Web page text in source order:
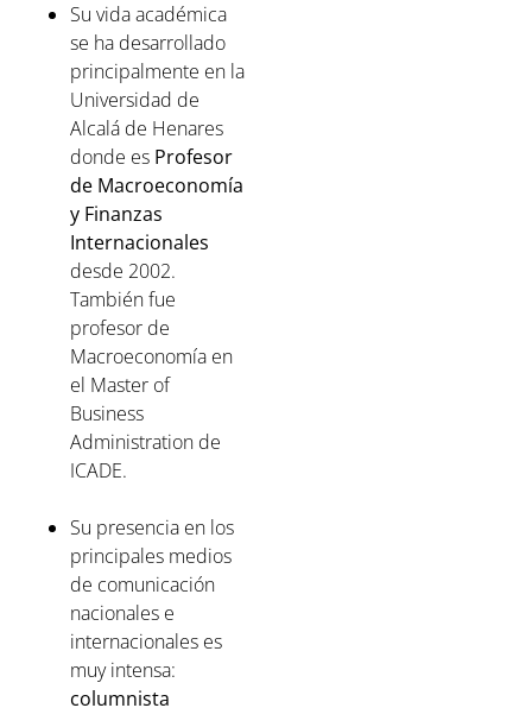
Su vida académica
se ha desarrollado
principalmente en la
Universidad de
Alcalá de Henares
donde es Profesor
de Macroeconomía
y Finanzas
Internacionales
desde 2002.
También fue
profesor de
Macroeconomía en
el Master of
Business
Administration de
ICADE.⁣
Su presencia en los
principales medios
de comunicación
nacionales e
internacionales es
muy intensa:
columnista